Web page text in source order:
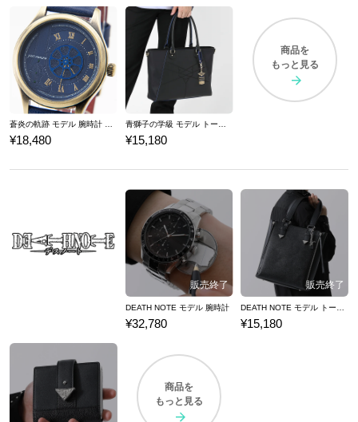
蒼炎の軌跡 モデル 腕時計 ファイアーエムブレム
¥18,480
青獅子の学級 モデル トートバッグ ファイアーエムブレム 風花雪月
¥15,180
商品を
もっと見る
DEATH NOTE モデル 腕時計
¥32,780 ¥15,180
商品を
もっと見る